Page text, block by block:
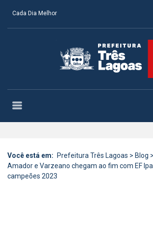
Cada Dia Melhor
Você está em: Prefeitura Três Lagoas > Blog >
Amador e Varzeano chegam ao fim com EF
campeões 2023